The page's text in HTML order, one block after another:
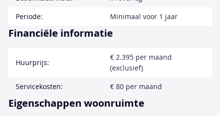
Periode:
Minimaal voor 1 jaar
Financiële informatie
Huurprijs:
€ 2.395 per maand
(exclusief)
Servicekosten:
€ 80 per maand
Eigenschappen woonruimte